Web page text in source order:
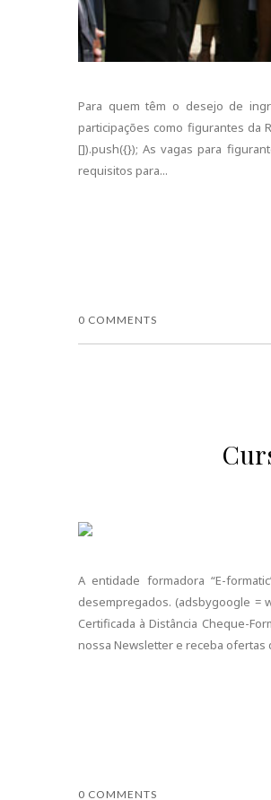
Para quem têm o desejo de
participações como figurantes da
[]).push({}); As vagas para
requisitos para...
0 COMMENTS
A entidade formadora “E-
desempregados. (adsbygoogle =
Certificada à Distância Cheque-
nossa Newsletter e receba ofertas
0 COMMENTS